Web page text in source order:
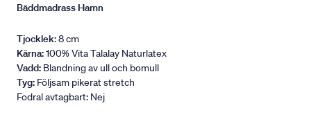
Bäddmadrass Hamn
Tjocklek: 8 cm
Kärna:100% Vita Talalay Naturlatex
Vadd: Blandning av ull och bomull
Tyg: Följsam pikerat stretch
Fodral avtagbart: Nej